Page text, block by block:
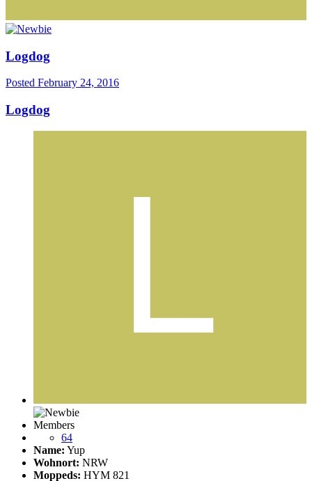
Logdog
Posted February 24, 2016
Logdog
Members
64
Name: Yup
Wohnort: NRW
Moppeds: HYM 821